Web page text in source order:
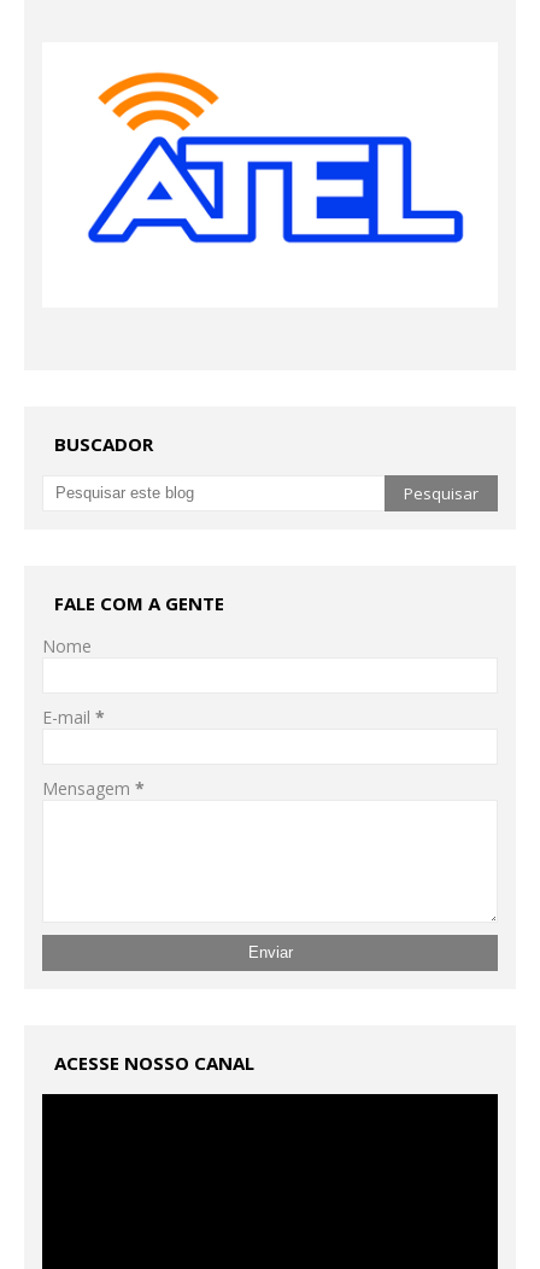
BUSCADOR
FALE COM A GENTE
Nome
E-mail *
Mensagem *
ACESSE NOSSO CANAL